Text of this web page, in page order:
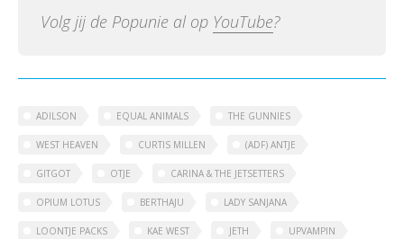
Volg jij de Popunie al op YouTube?
ADILSON EQUAL ANIMALS THE GUNNIES
WEST HEAVEN CURTIS MILLEN (ADF) ANTJE
GITGOT OTJE CARINA & THE JETSETTERS
OPIUM LOTUS BERTHAJU LADY SANJANA
LOONTJE PACKS KAE WEST JETH UPVAMPIN